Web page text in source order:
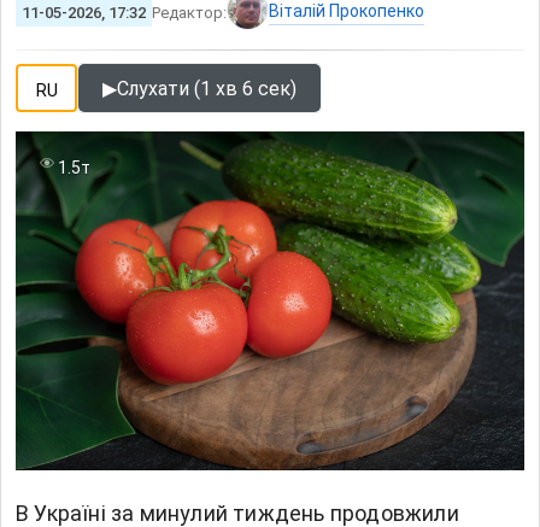
11-05-2026, 17:32 Редактор: Віталій Прокопенко
RU ▶Слухати (1 хв 6 сек)
1.5т
В Україні за минулий тиждень продовжили